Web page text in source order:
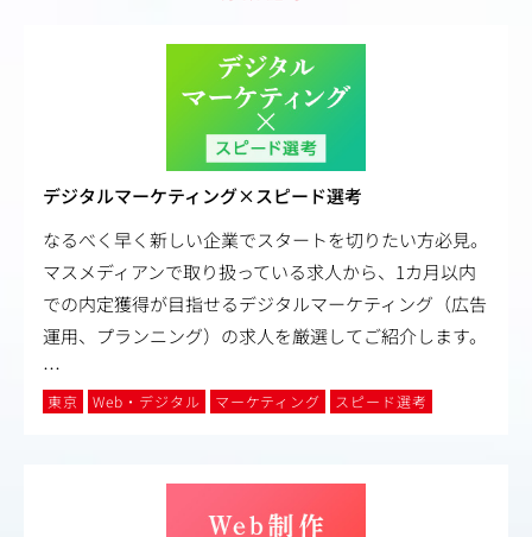
デジタルマーケティング×スピード選考
なるべく早く新しい企業でスタートを切りたい方必見。
マスメディアンで取り扱っている求人から、1カ月以内
での内定獲得が目指せるデジタルマーケティング（広告
運用、プランニング）の求人を厳選してご紹介します。
…
東京 Web・デジタル マーケティング スピード選考